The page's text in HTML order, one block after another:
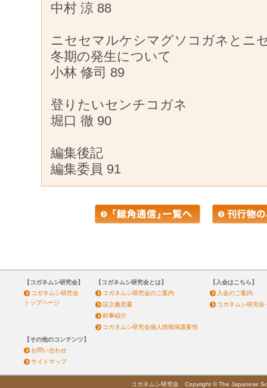
中村 涼 88
ニセセマルケシマグソコガネとニ
冬期の発生について
小林 修司 89
登りたいセンチコガネ
堀口 徹 90
編集後記
編集委員 91
【コガネムシ研究会】
コガネムシ研究会
トップページ
【コガネムシ研究会とは】
コガネムシ研究会のご案内
設立趣意書
幹事紹介
コガネムシ研究会個人情報保護要領
【入会はこちら】
入会のご案内
コガネムシ研究会
【その他のコンテンツ】
お問い合わせ
サイトマップ
コガネムシ研究会 Copyright © The Japanese